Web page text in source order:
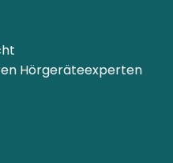
Hörgeräteexperten